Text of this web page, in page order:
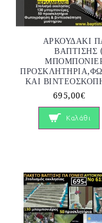
ΑΡΚΟΥΔΑΚΙ
ΒΑΠΤΙΣΗΣ
ΚΑΙ
695,00€
Καλάθι